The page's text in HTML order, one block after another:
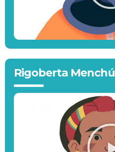
Rigoberta Menchú